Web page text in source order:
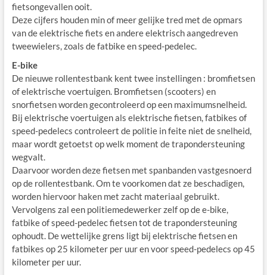
fietsongevallen ooit.
Deze cijfers houden min of meer gelijke tred met de opmars
van de elektrische fiets en andere elektrisch aangedreven
tweewielers, zoals de fatbike en speed-pedelec.
E-bike
De nieuwe rollentestbank kent twee instellingen : bromfietsen
of elektrische voertuigen. Bromfietsen (scooters) en
snorfietsen worden gecontroleerd op een maximumsnelheid.
Bij elektrische voertuigen als elektrische fietsen, fatbikes of
speed-pedelecs controleert de politie in feite niet de snelheid,
maar wordt getoetst op welk moment de trapondersteuning
wegvalt.
Daarvoor worden deze fietsen met spanbanden vastgesnoerd
op de rollentestbank. Om te voorkomen dat ze beschadigen,
worden hiervoor haken met zacht materiaal gebruikt.
Vervolgens zal een politiemedewerker zelf op de e-bike,
fatbike of speed-pedelec fietsen tot de trapondersteuning
ophoudt. De wettelijke grens ligt bij elektrische fietsen en
fatbikes op 25 kilometer per uur en voor speed-pedelecs op 45
kilometer per uur.